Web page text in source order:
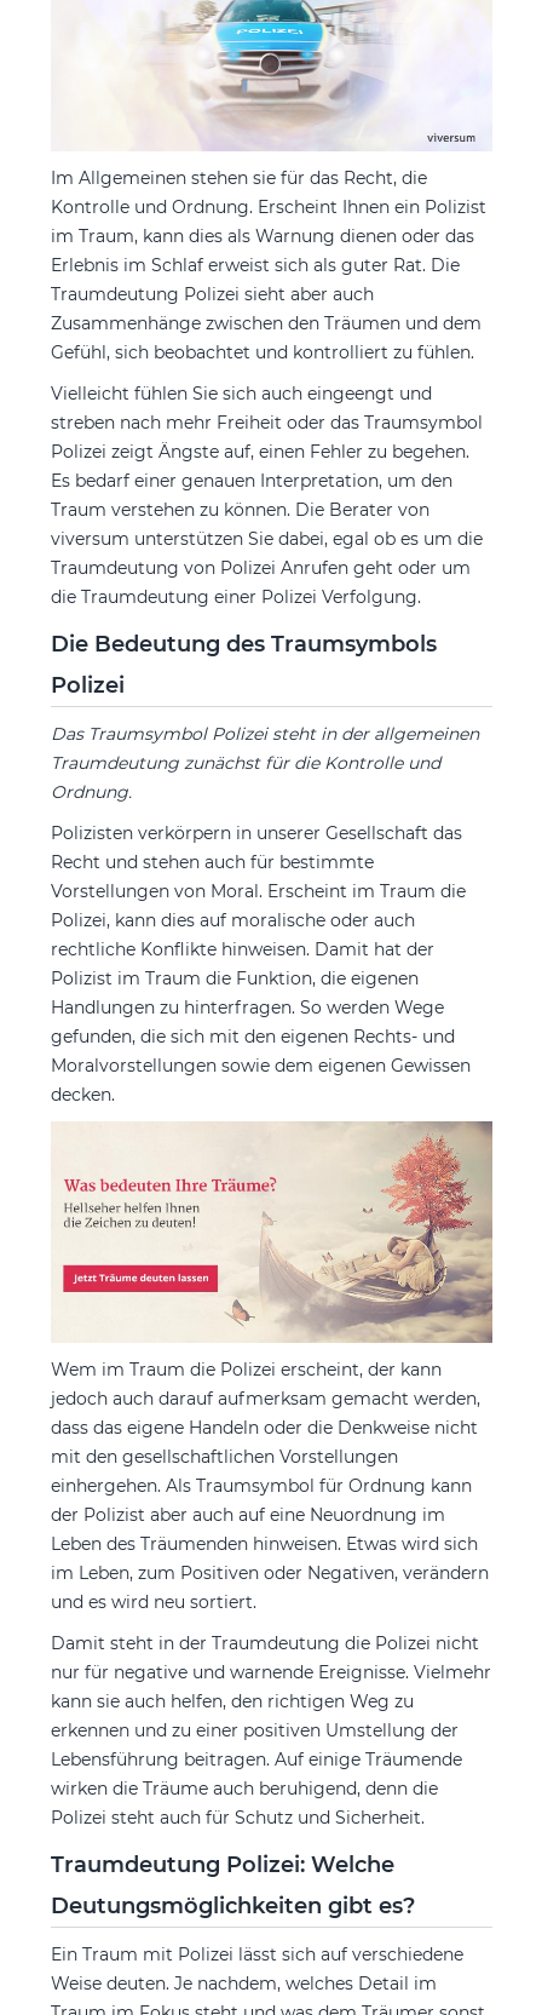
Im Allgemeinen stehen sie für das Recht, die
Kontrolle und Ordnung. Erscheint Ihnen ein Polizist
im Traum, kann dies als Warnung dienen oder das
Erlebnis im Schlaf erweist sich als guter Rat. Die
Traumdeutung Polizei sieht aber auch
Zusammenhänge zwischen den Träumen und dem
Gefühl, sich beobachtet und kontrolliert zu fühlen.
Vielleicht fühlen Sie sich auch eingeengt und
streben nach mehr Freiheit oder das Traumsymbol
Polizei zeigt Ängste auf, einen Fehler zu begehen.
Es bedarf einer genauen Interpretation, um den
Traum verstehen zu können. Die Berater von
viversum unterstützen Sie dabei, egal ob es um die
Traumdeutung von Polizei Anrufen geht oder um
die Traumdeutung einer Polizei Verfolgung.
Die Bedeutung des Traumsymbols
Polizei
Das Traumsymbol Polizei steht in der allgemeinen
Traumdeutung zunächst für die Kontrolle und
Ordnung.
Polizisten verkörpern in unserer Gesellschaft das
Recht und stehen auch für bestimmte
Vorstellungen von Moral. Erscheint im Traum die
Polizei, kann dies auf moralische oder auch
rechtliche Konflikte hinweisen. Damit hat der
Polizist im Traum die Funktion, die eigenen
Handlungen zu hinterfragen. So werden Wege
gefunden, die sich mit den eigenen Rechts- und
Moralvorstellungen sowie dem eigenen Gewissen
decken.
Wem im Traum die Polizei erscheint, der kann
jedoch auch darauf aufmerksam gemacht werden,
dass das eigene Handeln oder die Denkweise nicht
mit den gesellschaftlichen Vorstellungen
einhergehen. Als Traumsymbol für Ordnung kann
der Polizist aber auch auf eine Neuordnung im
Leben des Träumenden hinweisen. Etwas wird sich
im Leben, zum Positiven oder Negativen, verändern
und es wird neu sortiert.
Damit steht in der Traumdeutung die Polizei nicht
nur für negative und warnende Ereignisse. Vielmehr
kann sie auch helfen, den richtigen Weg zu
erkennen und zu einer positiven Umstellung der
Lebensführung beitragen. Auf einige Träumende
wirken die Träume auch beruhigend, denn die
Polizei steht auch für Schutz und Sicherheit.
Traumdeutung Polizei: Welche
Deutungsmöglichkeiten gibt es?
Ein Traum mit Polizei lässt sich auf verschiedene
Weise deuten. Je nachdem, welches Detail im